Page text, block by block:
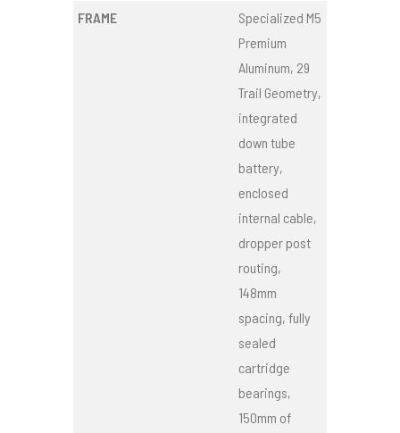
FRAME
Specialized M5
Premium
Aluminum, 29
Trail Geometry,
integrated
down tube
battery,
enclosed
internal cable,
dropper post
routing,
148mm
spacing, fully
sealed
cartridge
bearings,
150mm of